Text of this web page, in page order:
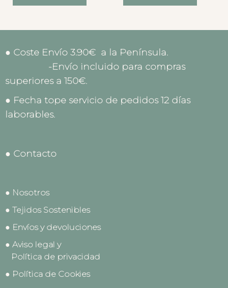
● Coste Envío 3.90€ a la Península.
-Envío incluido para compras
superiores a 150€.
● Fecha tope servicio de pedidos 12 días
laborables.
● Contacto
● Nosotros
● Tejidos Sostenibles
● Envíos y devoluciones
● Aviso legal y
Política de privacidad
● Política de Cookies